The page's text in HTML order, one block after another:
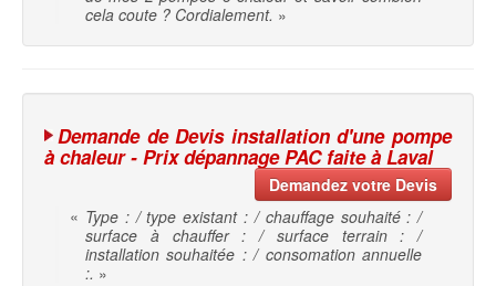
cela coute ? Cordialement. »
Demande de Devis installation d'une pompe
à chaleur - Prix dépannage PAC faite à Laval
Demandez votre Devis
« Type : / type existant : / chauffage souhaité : /
surface à chauffer : / surface terrain : /
installation souhaitée : / consomation annuelle
:. »